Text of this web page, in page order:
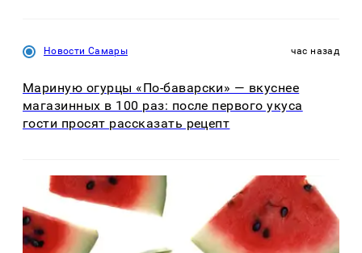
Новости Самары час назад
Мариную огурцы «По-баварски» — вкуснее
магазинных в 100 раз: после первого укуса
гости просят рассказать рецепт